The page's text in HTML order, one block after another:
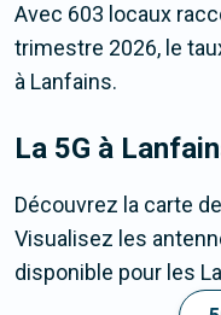
Avec 603 locaux
trimestre 2026, le
à Lanfains.
La 5G à
Découvrez la carte
Visualisez les
disponible pour les